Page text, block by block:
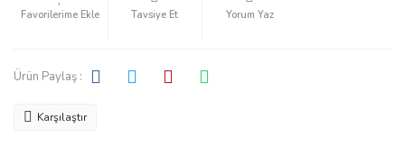
Tavsiye Et Yorum Yaz
Ürün Paylaş :
Karşılaştır